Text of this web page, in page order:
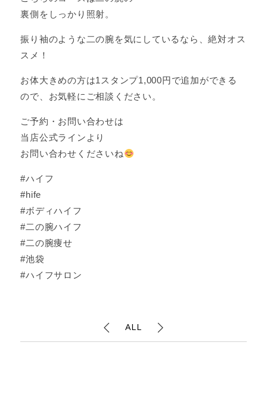
裏側をしっかり照射。
振り袖のような二の腕を気にしているなら、絶対オス
スメ！
お体大きめの方は1スタンプ1,000円で追加ができる
ので、お気軽にご相談ください。
ご予約・お問い合わせは
当店公式ラインより
お問い合わせくださいね
#ハイフ
#hife
#ボディハイフ
#二の腕ハイフ
#二の腕痩せ
#池袋
#ハイフサロン
ALL